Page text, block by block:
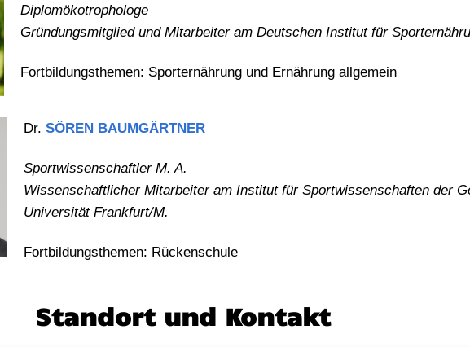
Diplomökotrophologe
Gründungsmitglied und Mitarbeiter am Deutschen Institut für
Fortbildungsthemen: Sporternährung und Ernährung allgemein
Dr. SÖREN BAUMGÄRTNER
Sportwissenschaftler M. A.
Wissenschaftlicher Mitarbeiter am Institut für Sportwissenschaften der
Universität Frankfurt/M.
Fortbildungsthemen: Rückenschule
Standort und Kontakt